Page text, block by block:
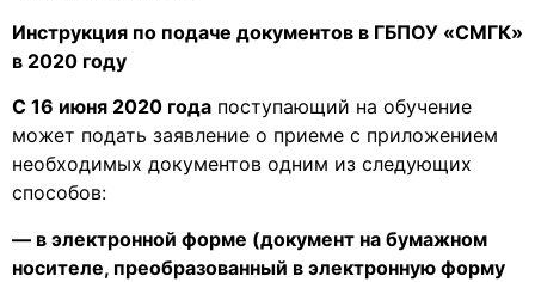
Инструкция по подаче документов в ГБПОУ «СМГК»
в 2020 году
С 16 июня 2020 года поступающий на обучение
может подать заявление о приеме с приложением
необходимых документов одним из следующих
способов:
— в электронной форме (документ на бумажном
носителе, преобразованный в электронную форму